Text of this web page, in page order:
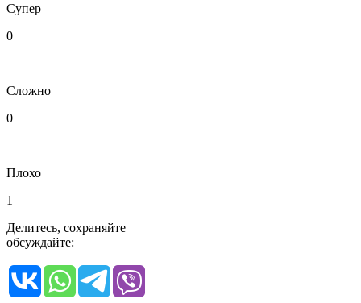
Супер
0
Сложно
0
Плохо
1
Делитесь, сохраняйте
обсуждайте: